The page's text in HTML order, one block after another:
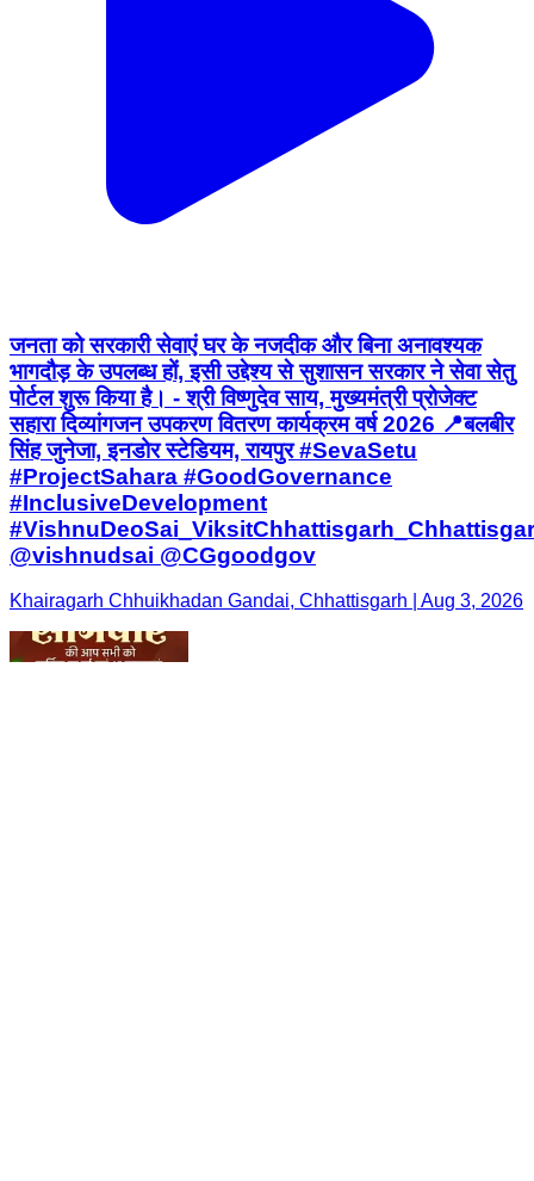
जनता को सरकारी सेवाएं घर के नजदीक और बिना अनावश्यक
भागदौड़ के उपलब्ध हों, इसी उद्देश्य से सुशासन सरकार ने सेवा सेतु
पोर्टल शुरू किया है। - श्री विष्णुदेव साय, मुख्यमंत्री प्रोजेक्ट
सहारा दिव्यांगजन उपकरण वितरण कार्यक्रम वर्ष 2026 📍बलबीर
सिंह जुनेजा, इनडोर स्टेडियम, रायपुर #SevaSetu
#ProjectSahara #GoodGovernance
#InclusiveDevelopment
@vishnudsai @CGgoodgov
Khairagarh Chhuikhadan Gandai, Chhattisgarh | Aug 3, 2026